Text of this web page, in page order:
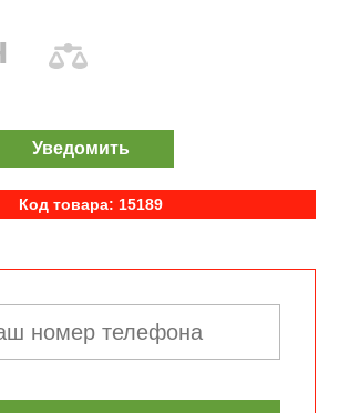
Уведомить
Код товара: 15189